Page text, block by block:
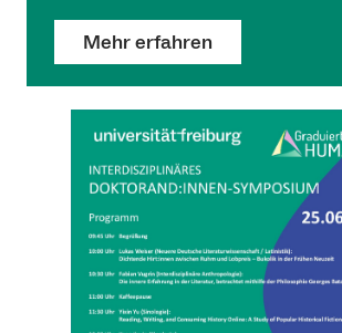
Mehr erfahren